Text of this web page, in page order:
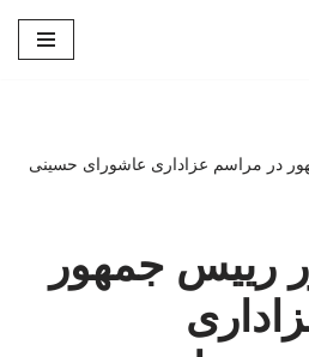
در مراسم عزاداری عاشورای حسینی
رییس جمهور